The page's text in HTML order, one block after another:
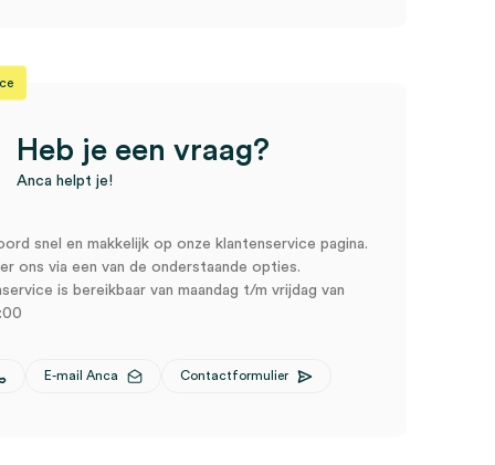
Heb je een vraag?
Anca helpt je!
snel en makkelijk op onze klantenservice pagina.
ons via een van de onderstaande opties.
is bereikbaar van maandag t/m vrijdag van
E-mail Anca Contactformulier